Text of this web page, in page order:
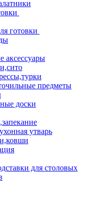
готовки
аксессуары
предметы
доски
утварь
для столовых